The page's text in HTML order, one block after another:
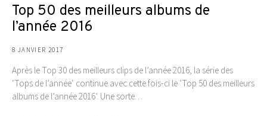
Top 50 des meilleurs albums de
l’année 2016
8 JANVIER 2017
Après le Top 30 des meilleurs clips de l’année 2016, la série des
‘Tops de l’année‘ continue avec cette fois-ci le ‘Top 50 des meilleurs
albums de l’année 2016’. Une sorte…